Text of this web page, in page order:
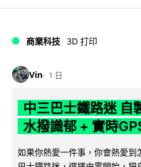
商業科技 3D 打印
Vin 1 日
中三巴士鐵路迷 自
水撥識郁 + 實時
如果你熱愛一件事，你會熱愛到